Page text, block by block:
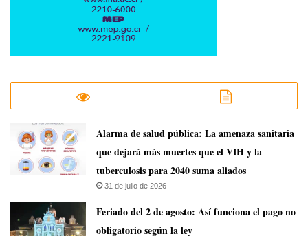
​Alarma de salud pública: La amenaza sanitaria
que dejará más muertes que el VIH y la
tuberculosis para 2040 suma aliados
31 de julio de 2026
Feriado del 2 de agosto: Así funciona el pago no
obligatorio según la ley